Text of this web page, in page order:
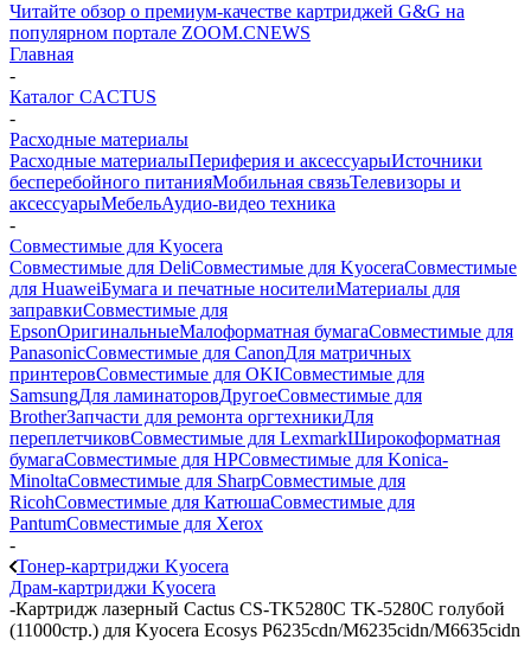
Читайте обзор о премиум-качестве картриджей G&G на
популярном портале ZOOM.CNEWS
Главная
-
Каталог CACTUS
-
Расходные материалы
Расходные материалыПериферия и аксессуарыИсточники
бесперебойного питанияМобильная связьТелевизоры и
аксессуарыМебельАудио-видео техника
-
Совместимые для Kyocera
Совместимые для DeliСовместимые для KyoceraСовместимые
для HuaweiБумага и печатные носителиМатериалы для
заправкиСовместимые для
EpsonОригинальныеМалоформатная бумагаСовместимые для
PanasonicСовместимые для CanonДля матричных
принтеровСовместимые для OKIСовместимые для
SamsungДля ламинаторовДругоеСовместимые для
BrotherЗапчасти для ремонта оргтехникиДля
переплетчиковСовместимые для LexmarkШирокоформатная
бумагаСовместимые для HPСовместимые для Konica-
MinoltaСовместимые для SharpСовместимые для
RicohСовместимые для КатюшаСовместимые для
PantumСовместимые для Xerox
-
Тонер-картриджи Kyocera
Драм-картриджи Kyocera
-Картридж лазерный Cactus CS-TK5280C TK-5280C голубой
(11000стр.) для Kyocera Ecosys P6235cdn/M6235cidn/M6635cidn